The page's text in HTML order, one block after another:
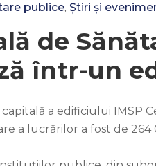
publice‚ Știri și
de
într-un
a edificiului IMSP
a lucrărilor a fost de 264